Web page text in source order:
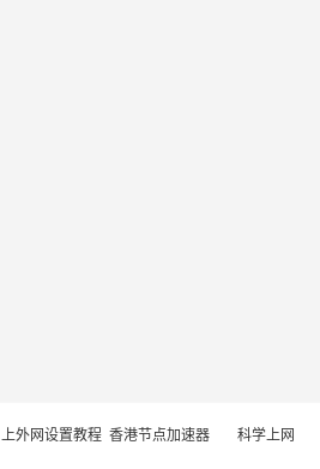
上外网设置教程 香港节点加速器 科学上网